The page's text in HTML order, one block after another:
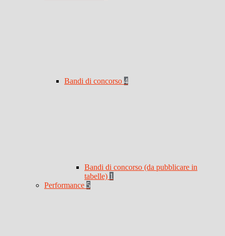
Bandi di concorso 4
Bandi di concorso (da pubblicare in
tabelle) 1
Performance 5